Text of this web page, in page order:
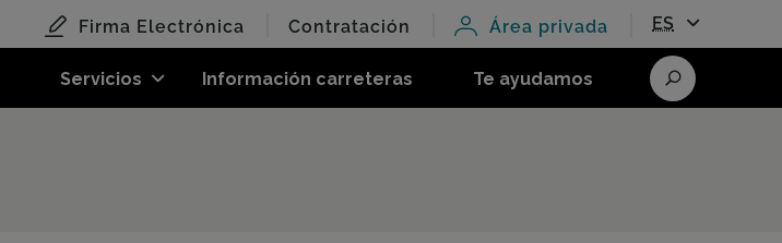
Servicios Información carreteras Te ayudamos
Firma Electrónica Contratación Área privada ES
Buscar